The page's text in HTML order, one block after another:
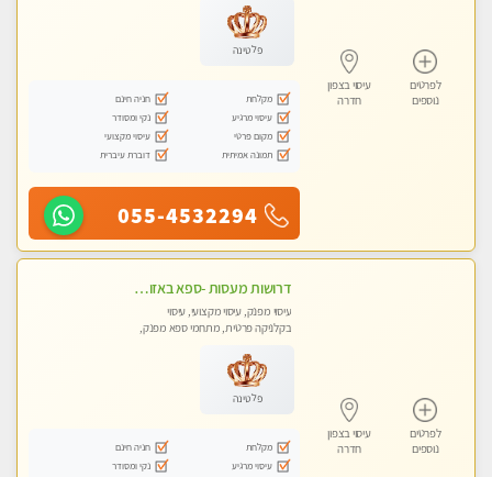
לפרטים
נוספים
עיסוי בצפון
חדרה
פלטינה
מקלחת
חניה חינם
עיסוי מרגיע
נקי ומסודר
מקום פרטי
עיסוי מקצועי
תמונה אמיתית
דוברת עיברית
055-4532294
לפרטים
נוספים
עיסוי בצפון
חדרה
דרושות מעסות -ספא באזור השרון -טל -055-9641454‬
עיסוי מפנק, עיסוי מקצועי, עיסוי
בקלניקה פרטית, מתחמי ספא מפנק,
פלטינה
מקלחת
חניה חינם
עיסוי מרגיע
נקי ומסודר